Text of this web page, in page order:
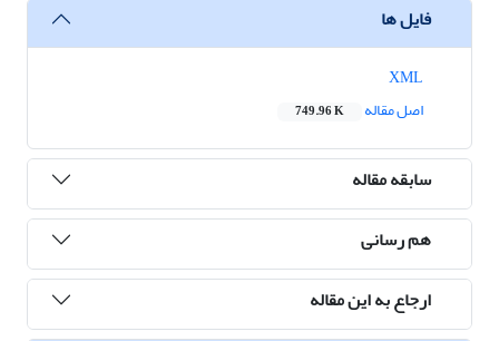
فایل ها
اصل مقاله
749.96 K
سابقه مقاله
هم رسانی
ارجاع به این مقاله